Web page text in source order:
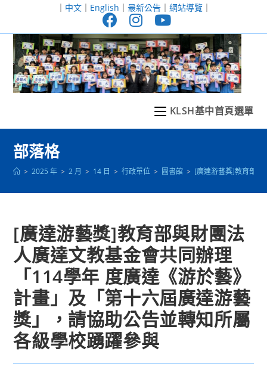
至
｜ 中文｜ English ｜ 最新公告｜ 網站導覽｜
KLSH基中首頁選單
部落格
> 2025 年 > 2 月 > 14 日 > 行政單位 > 圖書館 > [廣達游藝獎]教育部與
[廣達游藝獎]教育部與財團法
人廣達文教基金會共同辦理
「114學年 度廣達《游於藝》
計畫」及「第十六屆廣達游藝
獎」，請協助公告並轉知所屬
各級學校踴躍參與